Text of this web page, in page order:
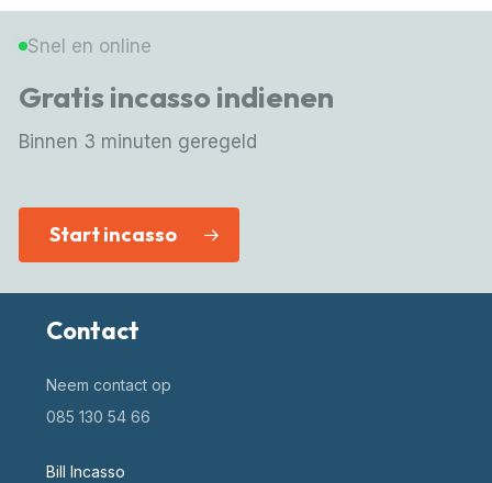
Snel en online
Gratis incasso indienen
Binnen 3 minuten geregeld
Start incasso
Contact
Neem contact op
085 130 54 66
Bill Incasso